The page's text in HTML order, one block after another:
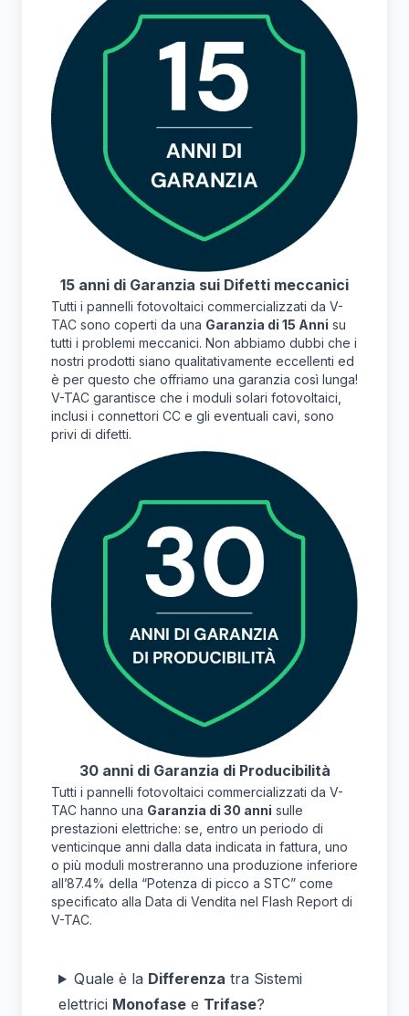
15 anni di Garanzia sui Difetti meccanici
Tutti i pannelli fotovoltaici commercializzati da V-
TAC sono coperti da una Garanzia di 15 Anni su
tutti i problemi meccanici. Non abbiamo dubbi che i
nostri prodotti siano qualitativamente eccellenti ed
è per questo che offriamo una garanzia così lunga!
V-TAC garantisce che i moduli solari fotovoltaici,
inclusi i connettori CC e gli eventuali cavi, sono
privi di difetti.
30 anni di Garanzia di Producibilità
Tutti i pannelli fotovoltaici commercializzati da V-
TAC hanno una Garanzia di 30 anni sulle
prestazioni elettriche: se, entro un periodo di
venticinque anni dalla data indicata in fattura, uno
o più moduli mostreranno una produzione inferiore
all’87.4% della “Potenza di picco a STC” come
specificato alla Data di Vendita nel Flash Report di
V-TAC.
Quale è la Differenza tra Sistemi
elettrici Monofase e Trifase?